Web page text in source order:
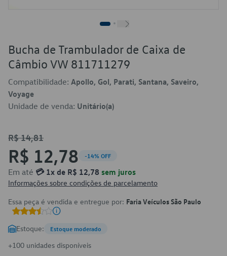
Bucha de Trambulador de Caixa de
Câmbio VW 811711279
Compatibilidade: Apollo, Gol, Parati, Santana, Saveiro,
Voyage
Unidade de venda: Unitário(a)
R$ 14,81
R$ 12,78 -14% OFF
Em até 💳 1x de R$ 12,78 sem juros
Informações sobre condições de parcelamento
Essa peça é vendida e entregue por: Faria Veículos São Paulo
Estoque: Estoque moderado
+100 unidades disponíveis